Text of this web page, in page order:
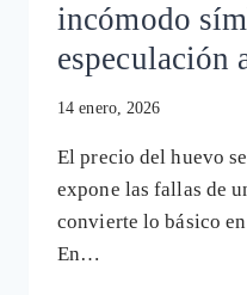
incómodo
especulación
14 enero, 2026
El precio del huevo
expone las fallas de
convierte lo básico
En…